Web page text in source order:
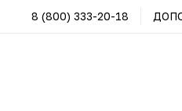
8 (800) 333-20-18